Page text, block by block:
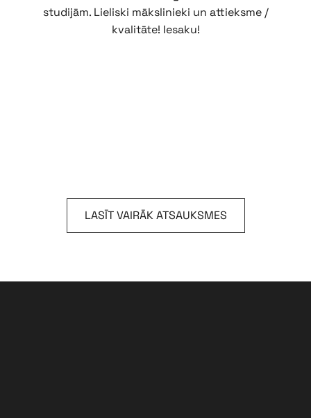
studijām. Lieliski mākslinieki un attieksme /
kvalitāte! Iesaku!
LASĪT VAIRĀK ATSAUKSMES